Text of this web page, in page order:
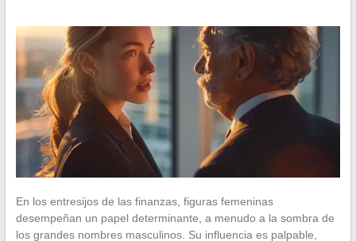
En los entresijos de las finanzas, figuras femeninas
desempeñan un papel determinante, a menudo a la sombra de
los grandes nombres masculinos. Su influencia es palpable,